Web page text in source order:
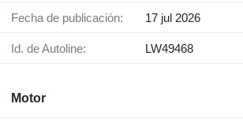
Fecha de publicación: 17 jul 2026
Id. de Autoline: LW49468
Motor